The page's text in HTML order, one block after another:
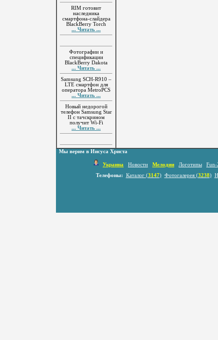
RIM готовит
наследника
смартфона-слайдера
BlackBerry Torch
... Читать ...
Фотографии и
спецификации
BlackBerry Dakota
... Читать ...
Samsung SCH-R910 –
LTE смартфон для
оператора MetroPCS
... Читать ...
Новый недорогой
телефон Samsung Star
II с тачскрином
получит Wi-Fi
... Читать ...
Мы верим в Иисуса Христа
Украина Новости Мелодии Логотипы
Fun-
Телефоны:
Каталог (3147) Фотогалерея (3238)